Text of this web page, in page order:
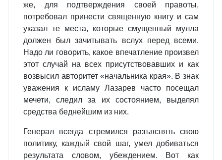
же, для подтверждения своей правоты,
потребовал принести священную книгу и сам
указал те места, которые смущенный мулла
должен был зачитывать вслух перед всеми.
Надо ли говорить, какое впечатление произвел
этот случай на всех присутствовавших и как
возвысил авторитет «начальника края». В знак
уважения к исламу Лазарев часто посещал
мечети, следил за их состоянием, выделял
средства беднейшим из них.
Генерал всегда стремился разъяснять свою
политику, каждый свой шаг, умел добиваться
результата словом, убеждением. Вот как